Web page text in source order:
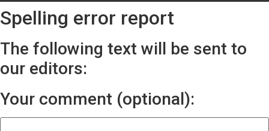
Spelling error report
The following text will be sent to
our editors:
Your comment (optional):